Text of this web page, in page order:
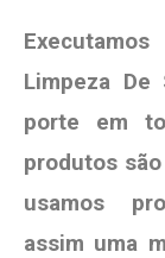
Limpeza
porte em
produtos
usamos
assim uma